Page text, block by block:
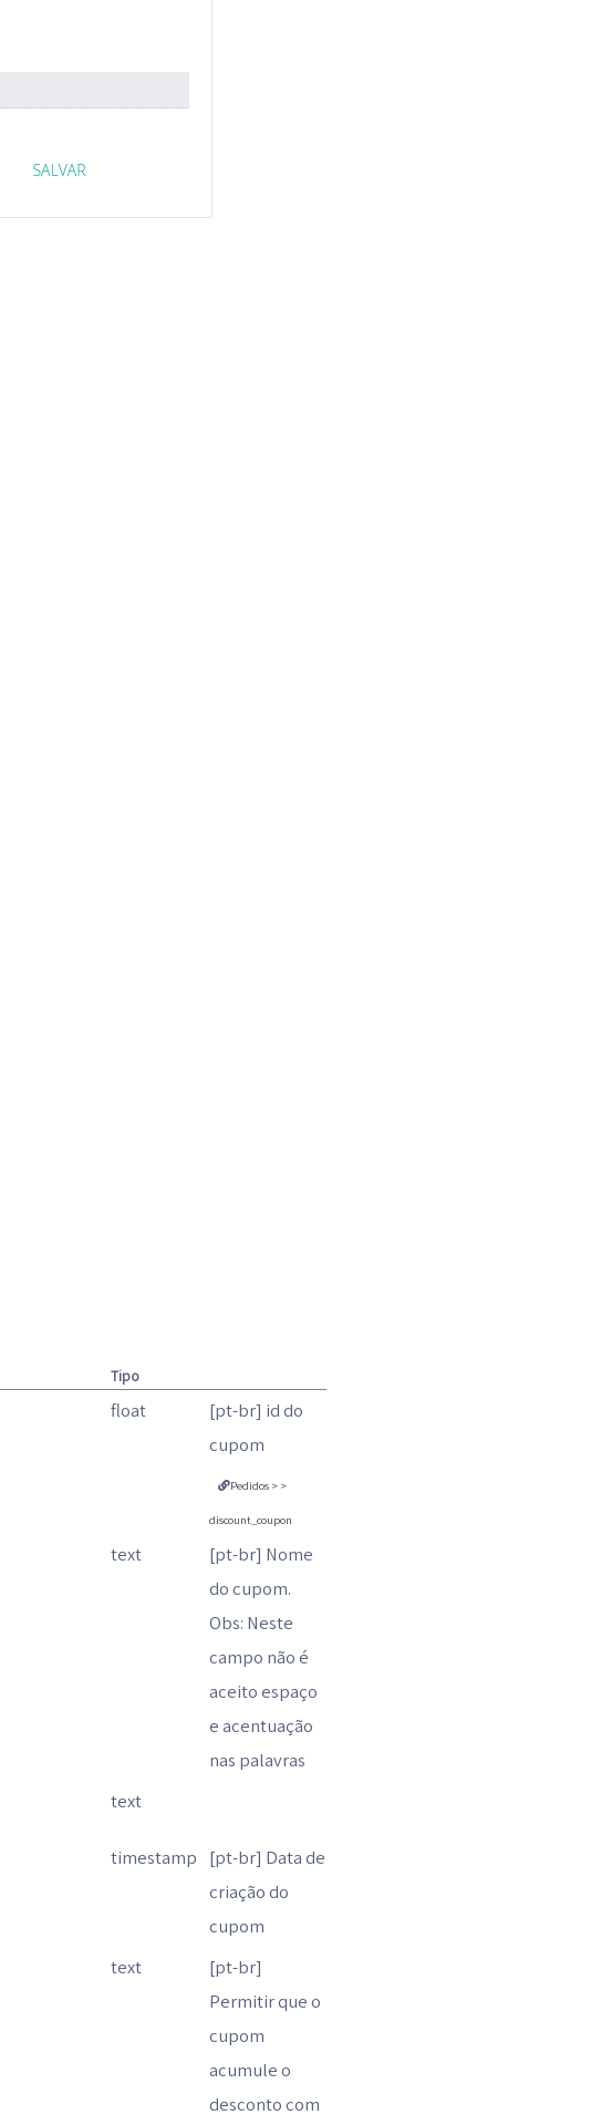
Tipo
float
[pt-br] id do
cupom
Pedidos > >
discount_coupon
text
[pt-br] Nome
do cupom.
Obs: Neste
campo não é
aceito espaço
e acentuação
nas palavras
text
timestamp [pt-br] Data de
criação do
cupom
text
[pt-br]
Permitir que o
cupom
acumule o
desconto com